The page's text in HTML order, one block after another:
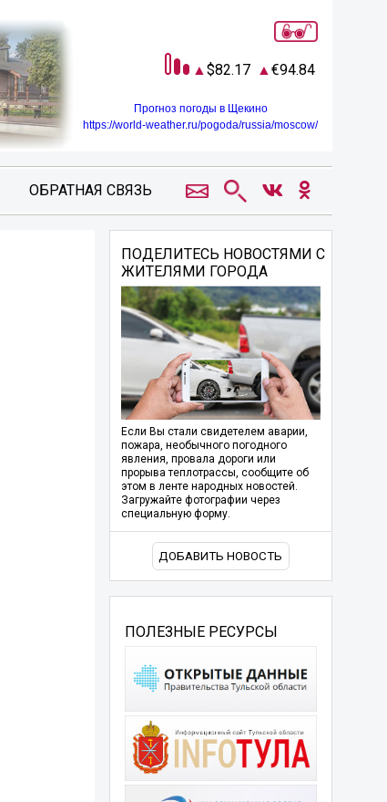
82.17 94.84
Прогноз погоды в Щекино
https://world-weather.ru/pogoda/russia/moscow/
ОБРАТНАЯ СВЯЗЬ
ПОДЕЛИТЕСЬ НОВОСТЯМИ С
ЖИТЕЛЯМИ ГОРОДА
Если Вы стали свидетелем аварии,
пожара, необычного погодного
явления, провала дороги или
прорыва теплотрассы, сообщите об
этом в ленте народных новостей.
Загружайте фотографии через
специальную форму.
ДОБАВИТЬ НОВОСТЬ
ПОЛЕЗНЫЕ РЕСУРСЫ